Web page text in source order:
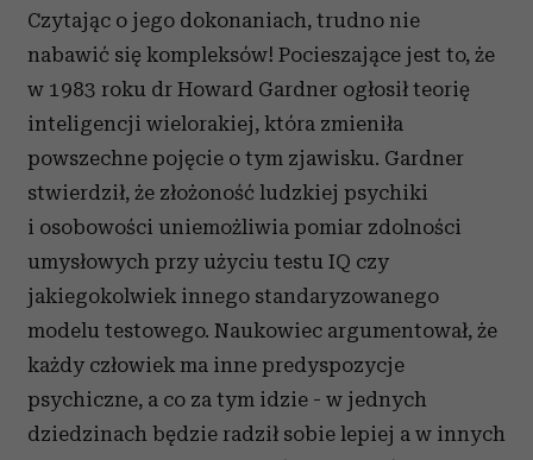
Czytając o jego dokonaniach, trudno nie
nabawić się kompleksów! Pocieszające jest to, że
w 1983 roku dr Howard Gardner ogłosił teorię
inteligencji wielorakiej, która zmieniła
powszechne pojęcie o tym zjawisku. Gardner
stwierdził, że złożoność ludzkiej psychiki
i osobowości uniemożliwia pomiar zdolności
umysłowych przy użyciu testu IQ czy
jakiegokolwiek innego standaryzowanego
modelu testowego. Naukowiec argumentował, że
każdy człowiek ma inne predyspozycje
psychiczne, a co za tym idzie - w jednych
dziedzinach będzie radził sobie lepiej a w innych